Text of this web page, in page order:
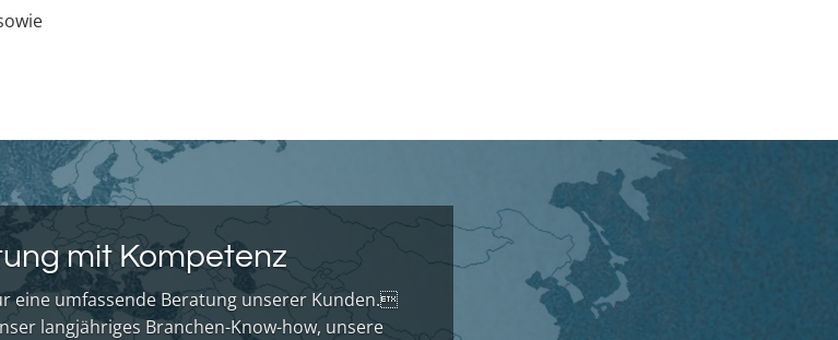
mit Kompetenz
eine umfassende Beratung unserer Kunden.
langjähriges Branchen-Know-how, unsere